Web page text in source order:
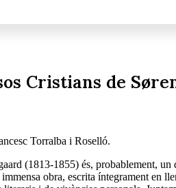
Cristians de
Torralba i Roselló.
(1813-1855) és, probablement, un
obra, escrita íntegrament en